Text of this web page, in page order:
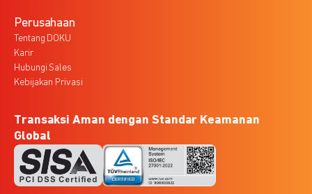
Perusahaan
Tentang DOKU
Karir
Hubungi Sales
Kebijakan Privasi
Transaksi Aman dengan Standar Keamanan
Global